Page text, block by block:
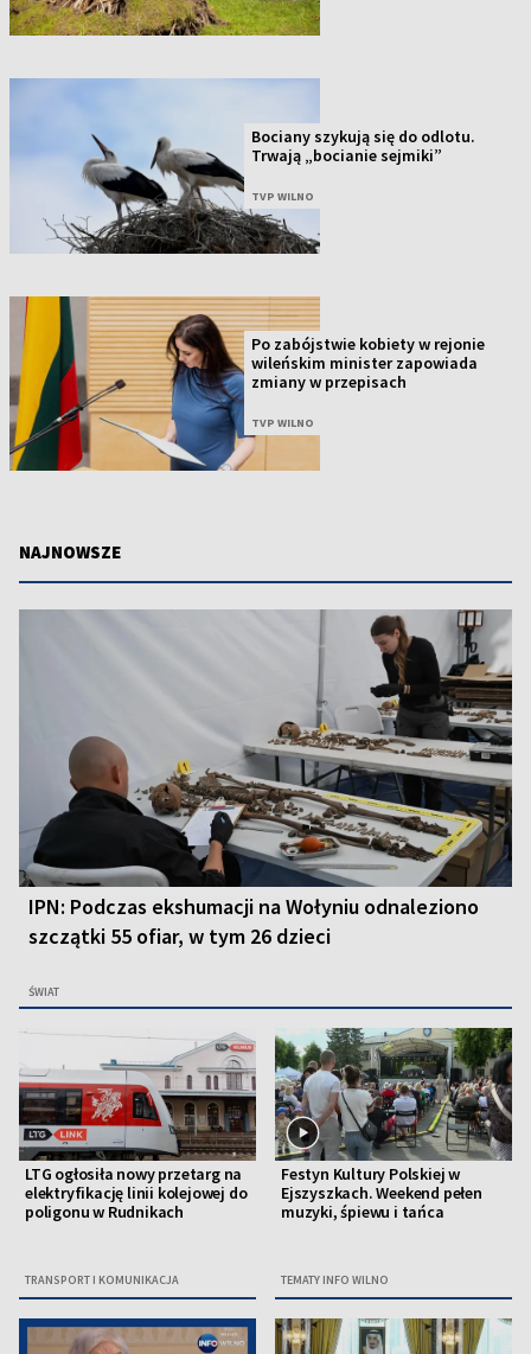
Bociany szykują się do odlotu.
Trwają „bocianie sejmiki”
TVP WILNO
Po zabójstwie kobiety w rejonie
wileńskim minister zapowiada
zmiany w przepisach
TVP WILNO
NAJNOWSZE
IPN: Podczas ekshumacji na Wołyniu odnaleziono
szczątki 55 ofiar, w tym 26 dzieci
ŚWIAT
LTG ogłosiła nowy przetarg na
elektryfikację linii kolejowej do
poligonu w Rudnikach
TRANSPORT I KOMUNIKACJA
Festyn Kultury Polskiej w
Ejszyszkach. Weekend pełen
muzyki, śpiewu i tańca
TEMATY INFO WILNO